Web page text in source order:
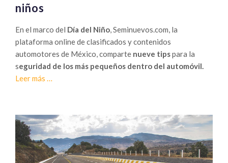
niños
En el marco del Día del Niño, Seminuevos.com, la
plataforma online de clasificados y contenidos
automotores de México, comparte nueve tipspara la
seguridad de los más pequeños dentro del automóvil.
Leer más
para
la
seguridad
de
…